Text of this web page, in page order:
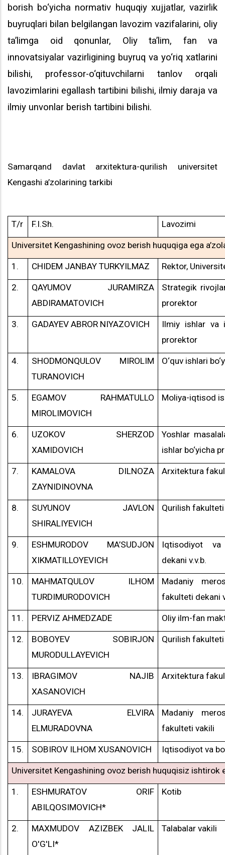
borish bo‘yicha normativ huquqiy xujjatlar, vazirlik
buyruqlari bilan belgilangan lavozim vazifalarini, oliy
ta’limga oid qonunlar, Oliy ta’lim, fan va
innovatsiyalar vazirligining buyruq va yo‘riq xatlarini
bilishi, professor-o‘qituvchilarni tanlov orqali
lavozimlarini egallash tartibini bilishi, ilmiy daraja va
ilmiy unvonlar berish tartibini bilishi.
Samarqand davlat arxitektura-qurilish universitet
Kengashi a’zolarining tarkibi
T/r F.I.Sh. Lavozimi
Universitet Kengashining ovoz berish huquqiga ega
1. CHIDEM JANBAY TURKYILMAZ Rektor,
2.
QAYUMOV JURAMIRZA
ABDIRAMATOVICH
Strategik
prorektor
3. GADAYEV ABROR NIYAZOVICH
Ilmiy ishlar va
prorektor
4.
SHODMONQULOV MIROLIM
TURANOVICH
O‘quv ishlari
5.
EGAMOV RAHMATULLO
MIROLIMOVICH
Moliya-iqtisod
6.
UZOKOV SHERZOD
XAMIDOVICH
Yoshlar
ishlar bo‘yicha
7.
KAMALOVA DILNOZA
ZAYNIDINOVNA
Arxitektura
8.
SUYUNOV JAVLON
SHIRALIYEVICH
Qurilish fakulteti
9.
ESHMURODOV MA’SUDJON
XIKMATILLOYEVICH
Iqtisodiyot
dekani v.v.b.
10.
MAHMATQULOV ILHOM
TURDIMURODOVICH
Madaniy
fakulteti dekani
11. PERVIZ AHMEDZADE Oliy ilm-fan
12.
BOBOYEV SOBIRJON
MURODULLAYEVICH
Qurilish
13.
IBRAGIMOV NAJIB
XASANOVICH
Arxitektura
14.
JURAYEVA ELVIRA
ELMURADOVNA
Madaniy
fakulteti vakili
15. SOBIROV ILHOM XUSANOVICH Iqtisodiyot va
Universitet Kengashining ovoz berish huquqisiz ishtirok
1.
ESHMURATOV ORIF
ABILQOSIMOVICH*
Kotib
2.
MAXMUDOV AZIZBEK JALIL
O'G'LI*
Talabalar vakili